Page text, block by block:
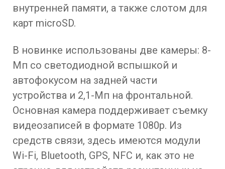
внутренней памяти, а также слотом для
карт microSD.
В новинке использованы две камеры: 8-
Мп со светодиодной вспышкой и
автофокусом на задней части
устройства и 2,1-Мп на фронтальной.
Основная камера поддерживает съемку
видеозаписей в формате 1080p. Из
средств связи, здесь имеются модули
Wi-Fi, Bluetooth, GPS, NFC и, как это не